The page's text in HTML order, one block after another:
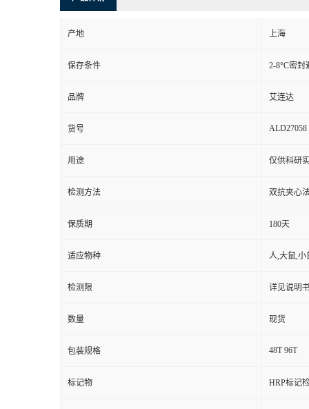
产地 上海
保存条件 2-8°C密封
品牌 艾连达
货号 ALD27058
用途 仅供科研
检测方法 双抗夹心
保质期 180天
适应物种 人,大鼠,小
检测限 详见说明
数量 现货
包装规格 48T 96T
标记物 HRP标记